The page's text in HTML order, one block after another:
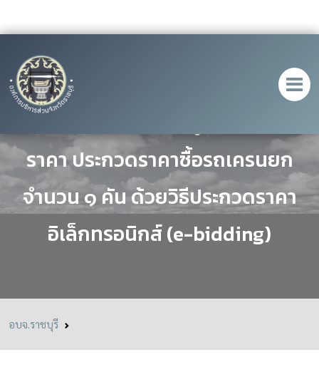
ประกาศ เรื่อง ประกาศผู้ชนะการเสนอ
ราคา ประกวดราคาซื้อรถเครนยก
จำนวน ๑ คัน ด้วยวิธีประกวดราคา
อิเล็กทรอนิกส์ (e-bidding)
อบจ.ราชบุรี